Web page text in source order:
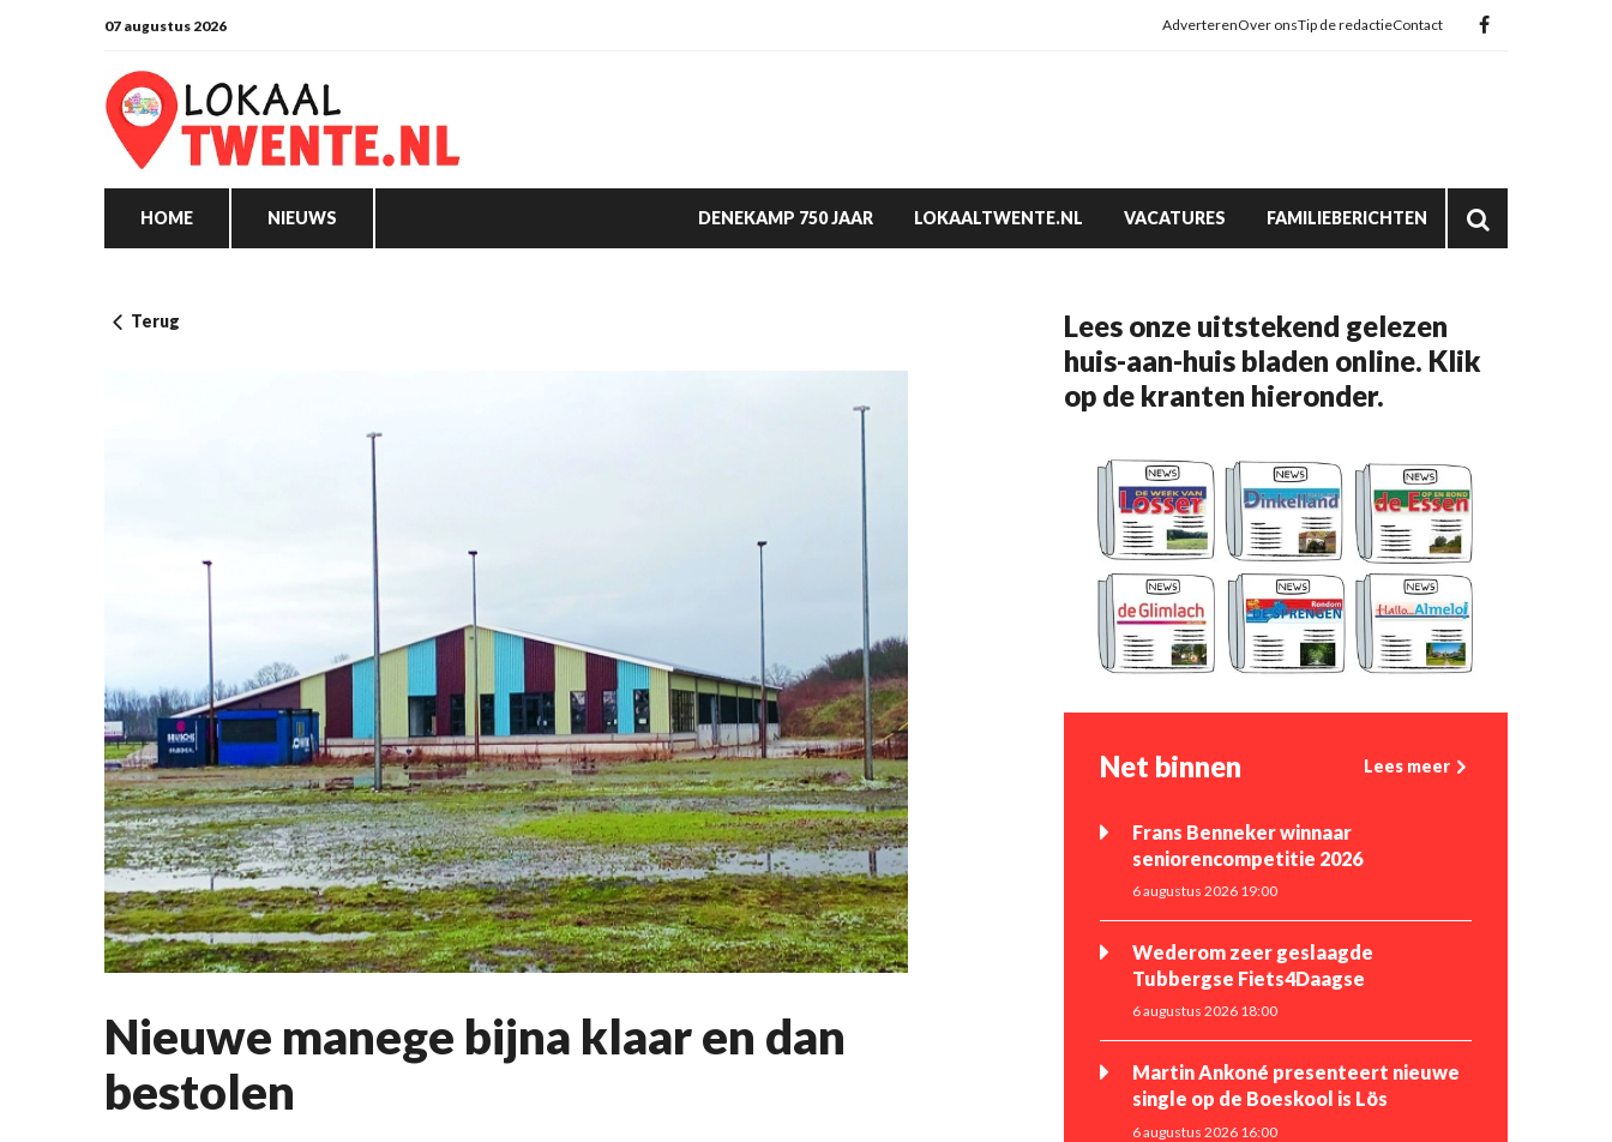
07 augustus 2026 AdverterenOver onsTip de redactieContact
HOME NIEUWS DENEKAMP 750 JAAR LOKAALTWENTE.NL VACATURES FAMILIEBERICHTEN
Terug
Nieuwe manege bijna klaar en dan
bestolen
Lees onze uitstekend gelezen
huis-aan-huis bladen online. Klik
op de kranten hieronder.
Net binnen Lees meer
Frans Benneker winnaar
seniorencompetitie 2026
6 augustus 2026 19:00
Wederom zeer geslaagde
Tubbergse Fiets4Daagse
6 augustus 2026 18:00
Martin Ankoné presenteert nieuwe
single op de Boeskool is Lös
6 augustus 2026 16:00